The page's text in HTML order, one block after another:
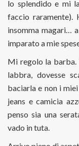
lo splendido e mi
faccio
insomma magari…
imparato a mie
Mi regolo la barba.
labbra, dovesse
baciarla e non i
jeans e camicia
penso sia una
vado in tuta.